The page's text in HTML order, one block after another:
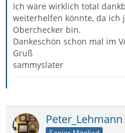
Ich wäre wirklich total
weiterhelfen könnte, da
Oberchecker bin.
Dankeschön schon mal im
Gruß
sammyslater
Peter_Lehmann